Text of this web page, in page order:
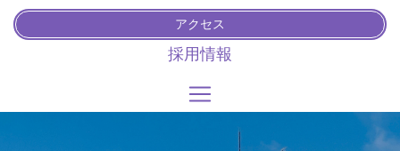
アクセス
採用情報